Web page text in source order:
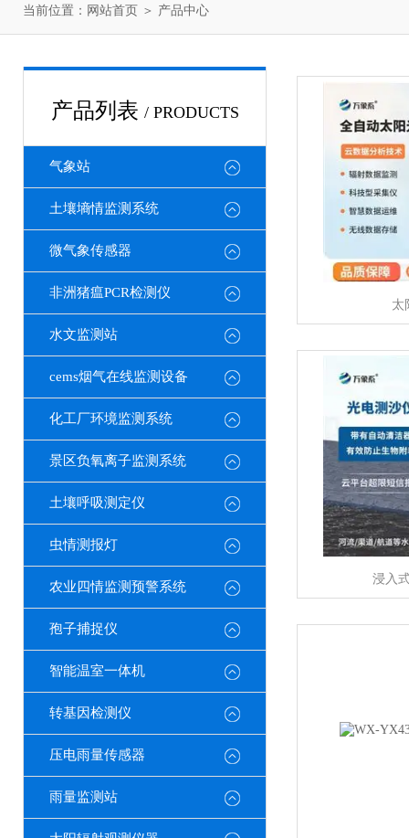
当前位置： 网站首页 ＞ 产品中心
产品列表 / PRODUCTS
气象站
土壤墒情监测系统
微气象传感器
非洲猪瘟PCR检测仪
水文监测站
cems烟气在线监测设备
化工厂环境监测系统
景区负氧离子监测系统
土壤呼吸测定仪
虫情测报灯
农业四情监测预警系统
孢子捕捉仪
智能温室一体机
转基因检测仪
压电雨量传感器
雨量监测站
太
浸入